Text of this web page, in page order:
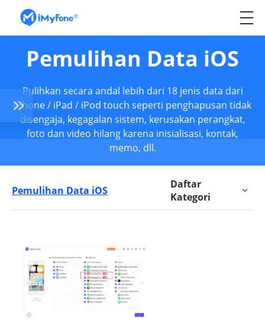
Pemulihan Data iOS
Pulihkan secara andal lebih dari 18 jenis data dari
iPhone / iPad / iPod touch seperti penghapusan tidak
disengaja, kegagalan sistem, kerusakan perangkat,
foto dan video hilang karena inisialisasi, kontak,
memo, dll.
Pemulihan Data iOS
Daftar
Kategori
Tips dan Trik Ubah Lokasi GPS
Pemulihan Data
Membuka Kunci Dan Memperbaiki Ponsel